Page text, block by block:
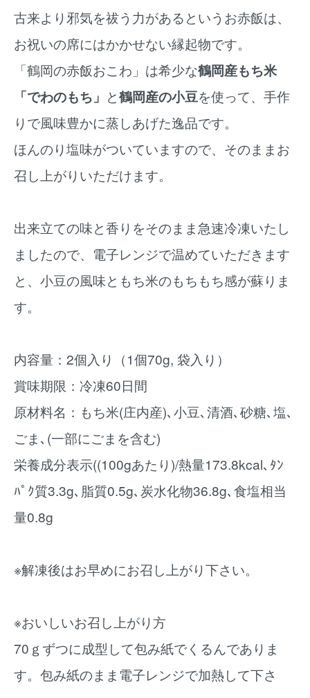
古来より邪気を祓う力があるというお赤飯は、
お祝いの席にはかかせない縁起物です。
「鶴岡の赤飯おこわ」は希少な鶴岡産もち米
「でわのもち」 と鶴岡産の小豆を使って、手作
りで風味豊かに蒸しあげた逸品です。
ほんのり塩味がついていますので、そのままお
召し上がりいただけます。
出来立ての味と香りをそのまま急速冷凍いたし
ましたので、電子レンジで温めていただきます
と、小豆の風味ともち米のもちもち感が蘇りま
す。
内容量：2個入り（1個70g, 袋入り）
賞味期限：冷凍60日間
原材料名：もち米(庄内産)､小豆､清酒､砂糖､塩､
ごま､(一部にごまを含む)
栄養成分表示((100gあたり)/熱量173.8kcal､ﾀﾝ
ﾊﾟｸ質3.3g､脂質0.5g､炭水化物36.8g､食塩相当
量0.8g
※解凍後はお早めにお召し上がり下さい。
※おいしいお召し上がり方
70ｇずつに成型して包み紙でくるんでありま
す。包み紙のまま電子レンジで加熱して下さ